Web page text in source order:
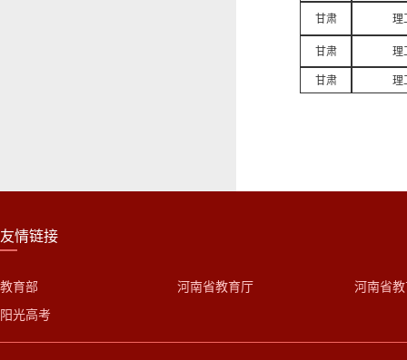
甘肃 理
甘肃 理
甘肃 理
友情链接
教育部
阳光高考
河南省教育厅 河南省